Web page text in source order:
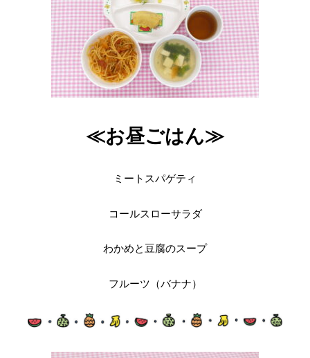
≪お昼ごはん≫
ミートスパゲティ
コールスローサラダ
わかめと豆腐のスープ
フルーツ（バナナ）